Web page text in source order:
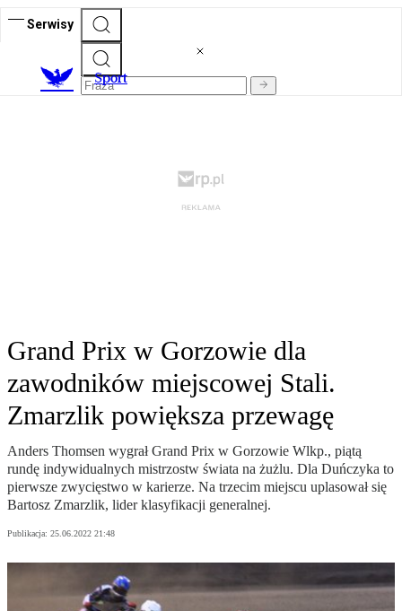
Serwisy
Sport
Grand Prix w Gorzowie dla
zawodników miejscowej Stali.
Zmarzlik powiększa przewagę
Anders Thomsen wygrał Grand Prix w Gorzowie Wlkp., piątą
rundę indywidualnych mistrzostw świata na żużlu. Dla Duńczyka to
pierwsze zwycięstwo w karierze. Na trzecim miejscu uplasował się
Bartosz Zmarzlik, lider klasyfikacji generalnej.
Publikacja: 25.06.2022 21:48